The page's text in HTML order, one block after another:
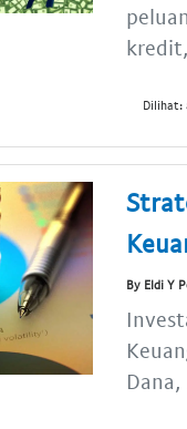
Dilihat:
By Eldi Y